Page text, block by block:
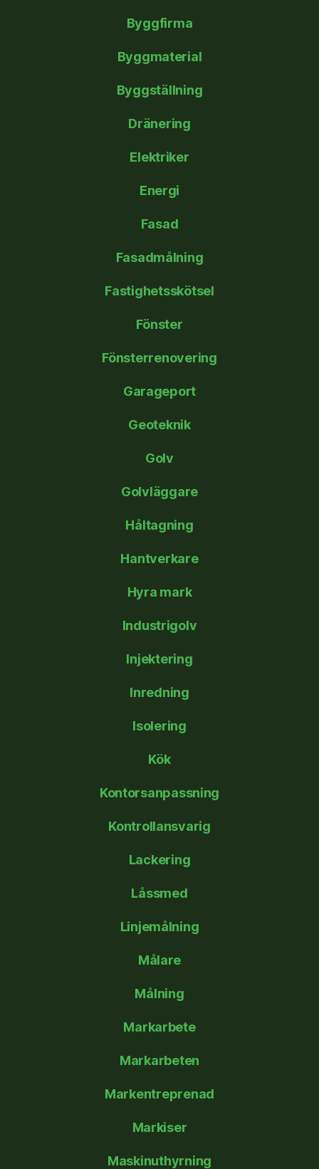
Byggfirma
Byggmaterial
Byggställning
Dränering
Elektriker
Energi
Fasad
Fasadmålning
Fastighetsskötsel
Fönster
Fönsterrenovering
Garageport
Geoteknik
Golv
Golvläggare
Håltagning
Hantverkare
Hyra mark
Industrigolv
Injektering
Inredning
Isolering
Kök
Kontorsanpassning
Kontrollansvarig
Lackering
Låssmed
Linjemålning
Målare
Målning
Markarbete
Markarbeten
Markentreprenad
Markiser
Maskinuthyrning